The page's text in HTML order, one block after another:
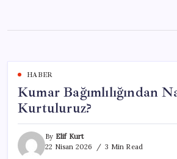
content
HABER
Kumar Bağımlılığından
Kurtuluruz?
By Elif Kurt
22 Nisan 2026
3 Min Read